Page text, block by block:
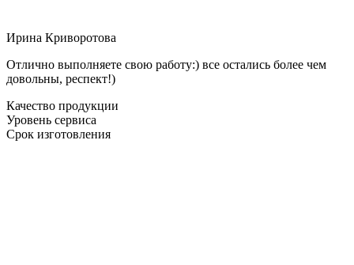
Ирина Криворотова
Отлично выполняете свою работу:) все остались более чем
довольны, респект!)
Качество продукции
Уровень сервиса
Срок изготовления